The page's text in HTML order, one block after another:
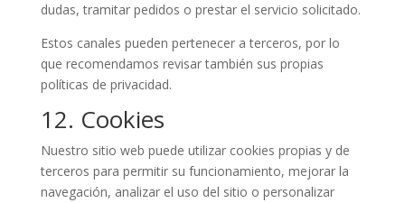
dudas, tramitar pedidos o prestar el servicio solicitado.
Estos canales pueden pertenecer a terceros, por lo
que recomendamos revisar también sus propias
políticas de privacidad.
12. Cookies
Nuestro sitio web puede utilizar cookies propias y de
terceros para permitir su funcionamiento, mejorar la
navegación, analizar el uso del sitio o personalizar